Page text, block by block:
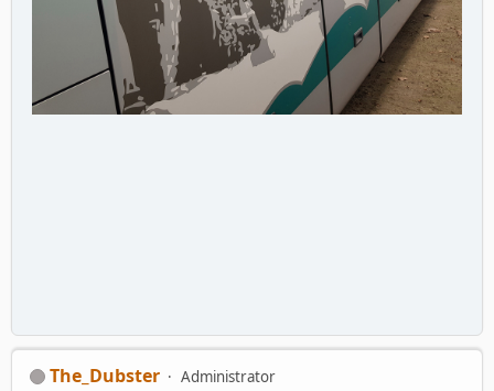
The_Dubster
Administrator